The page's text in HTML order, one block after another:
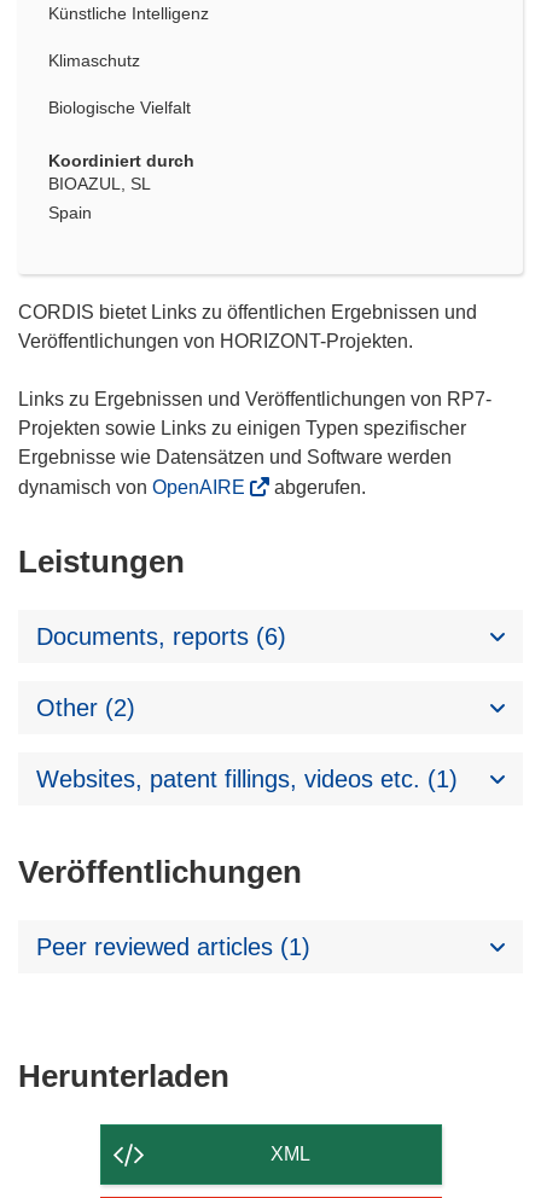
Künstliche Intelligenz
Klimaschutz
Biologische Vielfalt
Koordiniert durch
BIOAZUL, SL
Spain
CORDIS bietet Links zu öffentlichen Ergebnissen und
Veröffentlichungen von HORIZONT-Projekten.
Links zu Ergebnissen und Veröffentlichungen von RP7-
Projekten sowie Links zu einigen Typen spezifischer
Ergebnisse wie Datensätzen und Software werden
dynamisch von OpenAIRE abgerufen.
Leistungen
Documents, reports (6)
Other (2)
Websites, patent fillings, videos etc. (1)
Veröffentlichungen
Peer reviewed articles (1)
Herunterladen
der
Seite
XML